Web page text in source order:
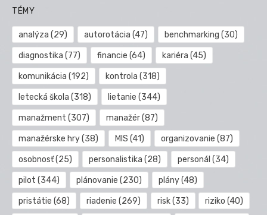
TÉMY
analýza (29) autorotácia (47) benchmarking (30)
diagnostika (77) financie (64) kariéra (45)
komunikácia (192) kontrola (318)
letecká škola (318) lietanie (344)
manažment (307) manažér(87)
manažérske hry(38) MIS (41) organizovanie (87)
osobnosť(25) personalistika (28) personál (34)
pilot (344) plánovanie (230) plány(48)
pristátie (68) riadenie (269) risk(33) riziko (40)